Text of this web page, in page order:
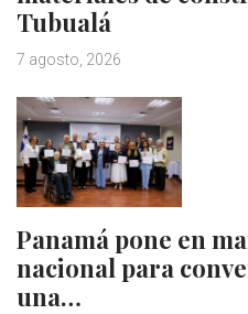
Tubualá
7 agosto, 2026
Panamá pone en
nacional para
una…